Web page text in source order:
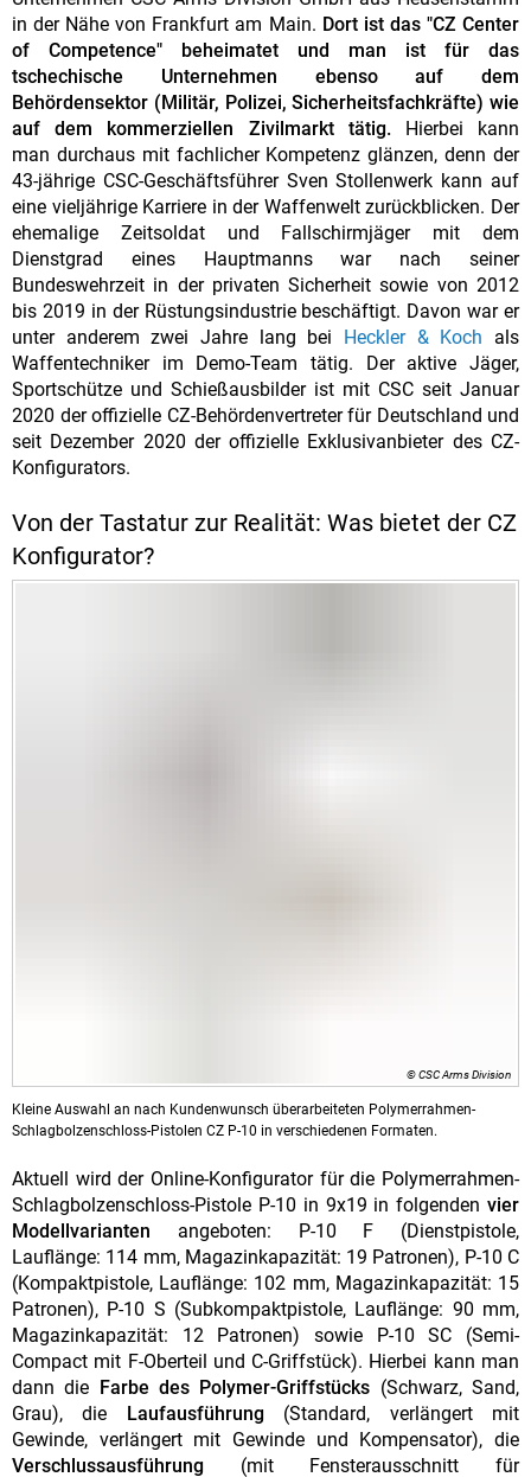
in der Nähe von Frankfurt am Main. Dort ist das "CZ Center
of Competence" beheimatet und man ist für das
tschechische Unternehmen ebenso auf dem
Behördensektor (Militär, Polizei, Sicherheitsfachkräfte) wie
auf dem kommerziellen Zivilmarkt tätig.
Hierbei kann
man durchaus mit fachlicher Kompetenz glänzen, denn der
43-jährige CSC-Geschäftsführer Sven Stollenwerk kann auf
eine vieljährige Karriere in der Waffenwelt zurückblicken. Der
ehemalige Zeitsoldat und Fallschirmjäger mit dem
Dienstgrad eines Hauptmanns war nach seiner
Bundeswehrzeit in der privaten Sicherheit sowie von 2012
bis 2019 in der Rüstungsindustrie beschäftigt. Davon war er
unter anderem zwei Jahre lang bei
Heckler & Koch als
Waffentechniker im Demo-Team tätig. Der aktive Jäger,
Sportschütze und Schießausbilder ist mit CSC seit Januar
2020 der offizielle CZ-Behördenvertreter für Deutschland und
seit Dezember 2020 der offizielle Exklusivanbieter des CZ-
Konfigurators.
Von der Tastatur zur Realität: Was bietet der CZ
Konfigurator?
© CSC Arms Division
Kleine Auswahl an nach Kundenwunsch überarbeiteten Polymerrahmen-
Schlagbolzenschloss-Pistolen CZ P-10 in verschiedenen Formaten.
Aktuell wird der Online-Konfigurator für die Polymerrahmen-
Schlagbolzenschloss-Pistole P-10 in 9x19 in folgenden vier
Modellvarianten angeboten: P-10 F (Dienstpistole,
Lauflänge: 114 mm, Magazinkapazität: 19 Patronen), P-10 C
(Kompaktpistole, Lauflänge: 102 mm, Magazinkapazität: 15
Patronen), P-10 S (Subkompaktpistole, Lauflänge: 90 mm,
Magazinkapazität: 12 Patronen) sowie P-10 SC (Semi-
Compact mit F-Oberteil und C-Griffstück). Hierbei kann man
dann die
Farbe des Polymer-Griffstücks (Schwarz, Sand,
Grau), die
Laufausführung(Standard, verlängert mit
Gewinde, verlängert mit Gewinde und Kompensator), die
Verschlussausführung (mit Fensterausschnitt für